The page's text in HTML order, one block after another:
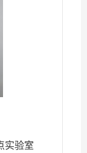
实验室